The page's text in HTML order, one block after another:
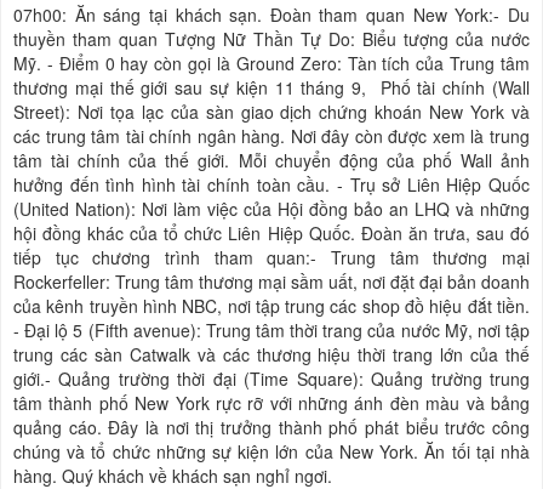
07h00: Ăn sáng tại khách sạn. Đoàn tham quan New York:- Du
thuyền tham quan Tượng Nữ Thần Tự Do: Biểu tượng của nước
Mỹ. - Điểm 0 hay còn gọi là Ground Zero: Tàn tích của Trung tâm
thương mại thế giới sau sự kiện 11 tháng 9, Phố tài chính (Wall
Street): Nơi tọa lạc của sàn giao dịch chứng khoán New York và
các trung tâm tài chính ngân hàng. Nơi đây còn được xem là trung
tâm tài chính của thế giới. Mỗi chuyển động của phố Wall ảnh
hưởng đến tình hình tài chính toàn cầu. - Trụ sở Liên Hiệp Quốc
(United Nation): Nơi làm việc của Hội đồng bảo an LHQ và những
hội đồng khác của tổ chức Liên Hiệp Quốc. Đoàn ăn trưa, sau đó
tiếp tục chương trình tham quan:- Trung tâm thương mại
Rockerfeller: Trung tâm thương mại sầm uất, nơi đặt đại bản doanh
của kênh truyền hình NBC, nơi tập trung các shop đồ hiệu đắt tiền.
- Đại lộ 5 (Fifth avenue): Trung tâm thời trang của nước Mỹ, nơi tập
trung các sàn Catwalk và các thương hiệu thời trang lớn của thế
giới.- Quảng trường thời đại (Time Square): Quảng trường trung
tâm thành phố New York rực rỡ với những ánh đèn màu và bảng
quảng cáo. Đây là nơi thị trưởng thành phố phát biểu trước công
chúng và tổ chức những sự kiện lớn của New York. Ăn tối tại nhà
hàng. Quý khách về khách sạn nghỉ ngơi.